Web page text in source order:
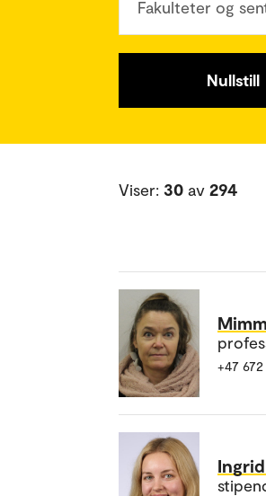
Fakulteter og
Nullstill
Viser: 30 av 294
+47 672